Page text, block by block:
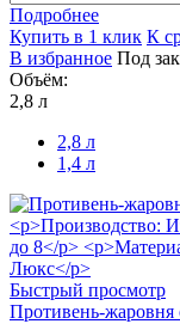
Подробнее
Купить в 1 клик К
В избранное Под
Объём:
2,8 л
2,8 л
1,4 л
Быстрый просмотр
Противень-